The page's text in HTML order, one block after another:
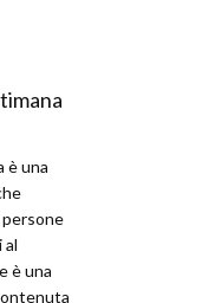
è una
al
è una